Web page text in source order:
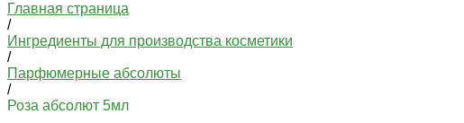
Главная страница
/
Ингредиенты для производства косметики
/
Парфюмерные абсолюты
/
Роза абсолют 5мл